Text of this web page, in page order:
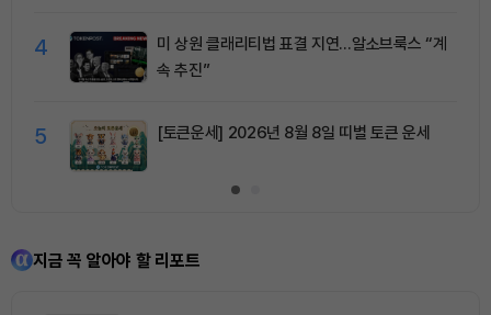
4
미 상원 클래리티법 표결 지연…알소브룩스 “계
속 추진”
5 [토큰운세] 2026년 8월 8일 띠별 토큰 운세
지금 꼭 알아야 할 리포트